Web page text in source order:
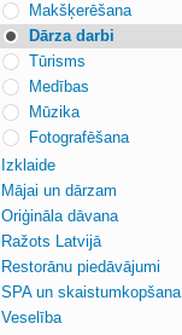
Makšķerēšana
Dārza darbi
Tūrisms
Medības
Mūzika
Fotografēšana
Izklaide
Mājai un dārzam
Oriģināla dāvana
Ražots Latvijā
Restorānu piedāvājumi
SPA un skaistumkopšana
Veselība